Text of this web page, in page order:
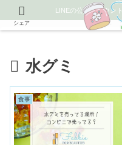
水グミ
食事
シェア